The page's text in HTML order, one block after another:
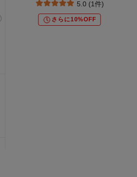
5.0 (1件)
さらに10%OFF